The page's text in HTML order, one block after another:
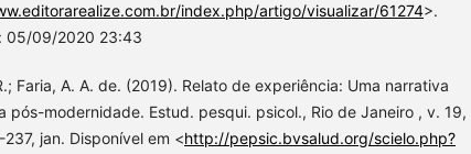
index.php/artigo/visualizar/61274>.
05/09/2020 23:43
Faria, A. A. de. (2019). Relato de experiência: Uma narrativa
pós-modernidade. Estud. pesqui. psicol., Rio de Janeiro , v. 19,
237, jan. Disponível em <http://pepsic.bvsalud.org/scielo.php?